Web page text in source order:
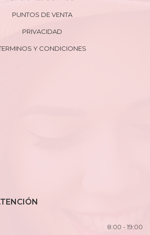
PUNTOS DE VENTA
PRIVACIDAD
Y CONDICIONES
8:00 - 19:00